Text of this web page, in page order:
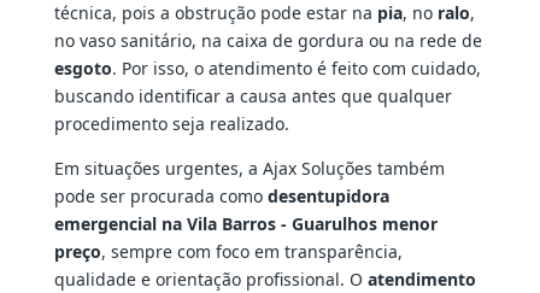
técnica, pois a obstrução pode estar na pia, no ralo,
no vaso sanitário, na caixa de gordura ou na rede de
esgoto. Por isso, o atendimento é feito com cuidado,
buscando identificar a causa antes que qualquer
procedimento seja realizado.
Em situações urgentes, a Ajax Soluções também
pode ser procurada como desentupidora
emergencial na Vila Barros - Guarulhos menor
preço, sempre com foco em transparência,
qualidade e orientação profissional. O atendimento